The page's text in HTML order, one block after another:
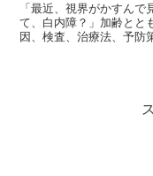
「最近、視界がかすん
て、白内障？」加齢とと
因、検査、治療法、予防